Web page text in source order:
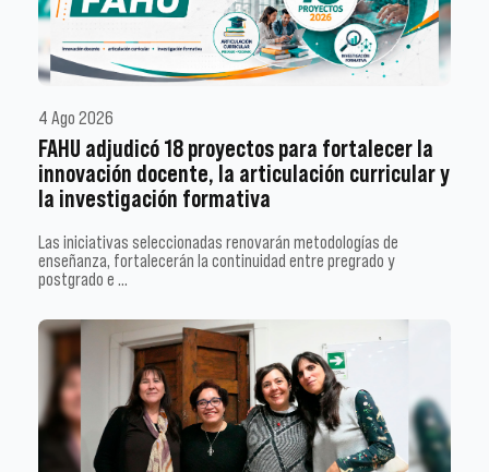
4 Ago 2026
FAHU adjudicó 18 proyectos para fortalecer la
innovación docente, la articulación curricular y
la investigación formativa
Las iniciativas seleccionadas renovarán metodologías de
enseñanza, fortalecerán la continuidad entre pregrado y
postgrado e …